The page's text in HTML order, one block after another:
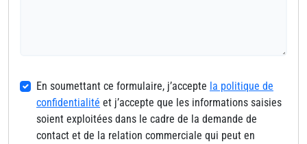
En soumettant ce formulaire, j’accepte la politique de
confidentialité et j’accepte que les informations saisies
soient exploitées dans le cadre de la demande de
contact et de la relation commerciale qui peut en